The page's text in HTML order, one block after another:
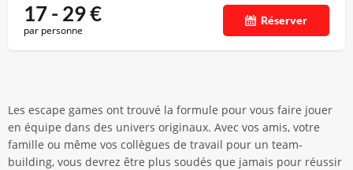
17 - 29€
par personne
Réserver
Les escape games ont trouvé la formule pour vous faire jouer
en équipe dans des univers originaux. Avec vos amis, votre
famille ou même vos collègues de travail pour un team-
building, vous devrez être plus soudés que jamais pour réussir